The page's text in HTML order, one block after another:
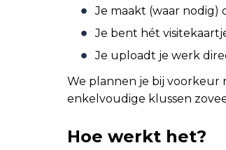
Je maakt (waar nodig)
Je bent hét
Je uploadt je werk
We plannen je bij voorkeur
enkelvoudige klussen
Hoe werkt het?